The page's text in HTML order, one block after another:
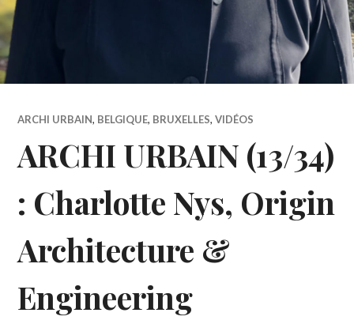
ARCHI URBAIN, BELGIQUE, BRUXELLES,VIDÉOS
ARCHI URBAIN (13/34)
: Charlotte Nys, Origin
Architecture &
Engineering